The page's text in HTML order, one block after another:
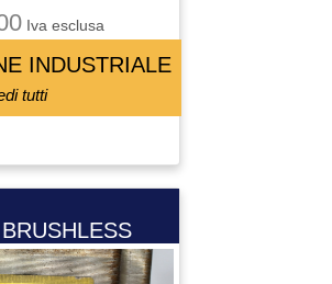
VALVOLA
Iva esclusa
INDUSTRIALE
tutti